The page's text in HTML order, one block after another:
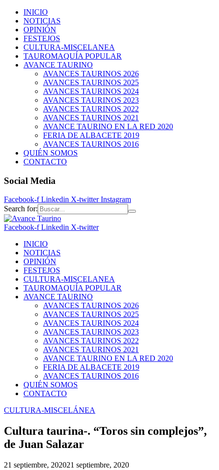
INICIO
NOTICIAS
OPINIÓN
FESTEJOS
CULTURA-MISCELANEA
TAUROMAQUÍA POPULAR
AVANCE TAURINO
AVANCES TAURINOS 2026
AVANCES TAURINOS 2025
AVANCES TAURINOS 2024
AVANCES TAURINOS 2023
AVANCES TAURINOS 2022
AVANCES TAURINOS 2021
AVANCE TAURINO EN LA RED 2020
FERIA DE ALBACETE 2019
AVANCES TAURINOS 2016
QUIÉN SOMOS
CONTACTO
Social Media
Facebook-f Linkedin X-twitter Instagram
Search for:
Facebook-f Linkedin X-twitter
INICIO
NOTICIAS
OPINIÓN
FESTEJOS
CULTURA-MISCELANEA
TAUROMAQUÍA POPULAR
AVANCE TAURINO
AVANCES TAURINOS 2026
AVANCES TAURINOS 2025
AVANCES TAURINOS 2024
AVANCES TAURINOS 2023
AVANCES TAURINOS 2022
AVANCES TAURINOS 2021
AVANCE TAURINO EN LA RED 2020
FERIA DE ALBACETE 2019
AVANCES TAURINOS 2016
QUIÉN SOMOS
CONTACTO
CULTURA-MISCELÁNEA
Cultura taurina-. “Toros sin complejos”,
de Juan Salazar
21 septiembre, 202021 septiembre, 2020